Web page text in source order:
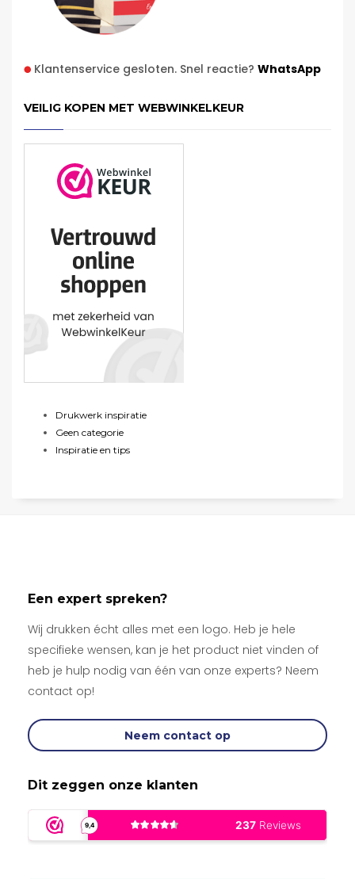
Klantenservice gesloten. Snel reactie? WhatsApp
VEILIG KOPEN MET WEBWINKELKEUR
Drukwerk inspiratie
Geen categorie
Inspiratie en tips
Een expert spreken?
Wij drukken écht alles met een logo. Heb je hele
specifieke wensen, kan je het product niet vinden of
heb je hulp nodig van één van onze experts? Neem
contact op!
Neem contact op
Dit zeggen onze klanten